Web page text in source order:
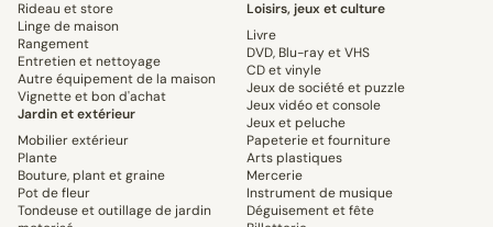
Rideau et store
Linge de maison
Rangement
Entretien et nettoyage
Autre équipement de la maison
Vignette et bon d'achat
Jardin et extérieur
Mobilier extérieur
Plante
Bouture, plant et graine
Pot de fleur
Tondeuse et outillage de jardin
Loisirs, jeux et culture
Livre
DVD, Blu-ray et VHS
CD et vinyle
Jeux de société et puzzle
Jeux vidéo et console
Jeux et peluche
Papeterie et fourniture
Arts plastiques
Mercerie
Instrument de musique
Déguisement et fête